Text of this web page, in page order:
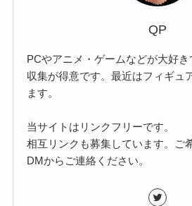
QP
PCやアニメ・ゲームなどが大好
収集が得意です。最近はフィギュ
ます。
当サイトはリンクフリーです。
相互リンクも募集しています。ご
DMからご連絡ください。